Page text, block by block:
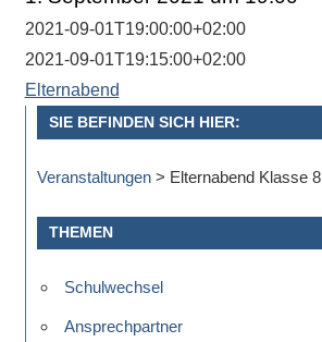
zu
bieten.
Daneben
es
viele
den
Aktivitäten
2021-09-01T19:00:00+02:00
2021-09-01T19:15:00+02:00
Elternabend
SIE BEFINDEN SICH HIER:
Veranstaltungen> Elternabend Klasse 8
THEMEN
Schulwechsel
Ansprechpartner